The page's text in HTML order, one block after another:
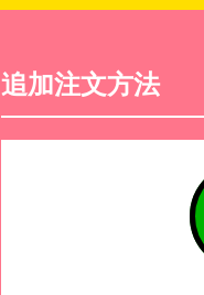
追加注文方法